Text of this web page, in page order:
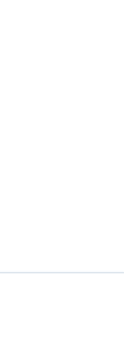
le trafic sur notre site
sur « Accepter »,